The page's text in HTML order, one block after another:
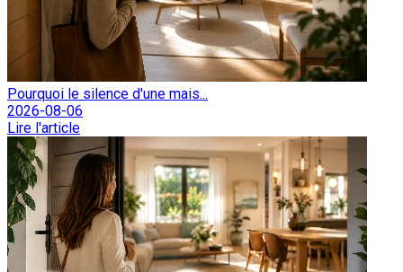
Pourquoi le silence d'une mais...
2026-08-06
Lire l'article